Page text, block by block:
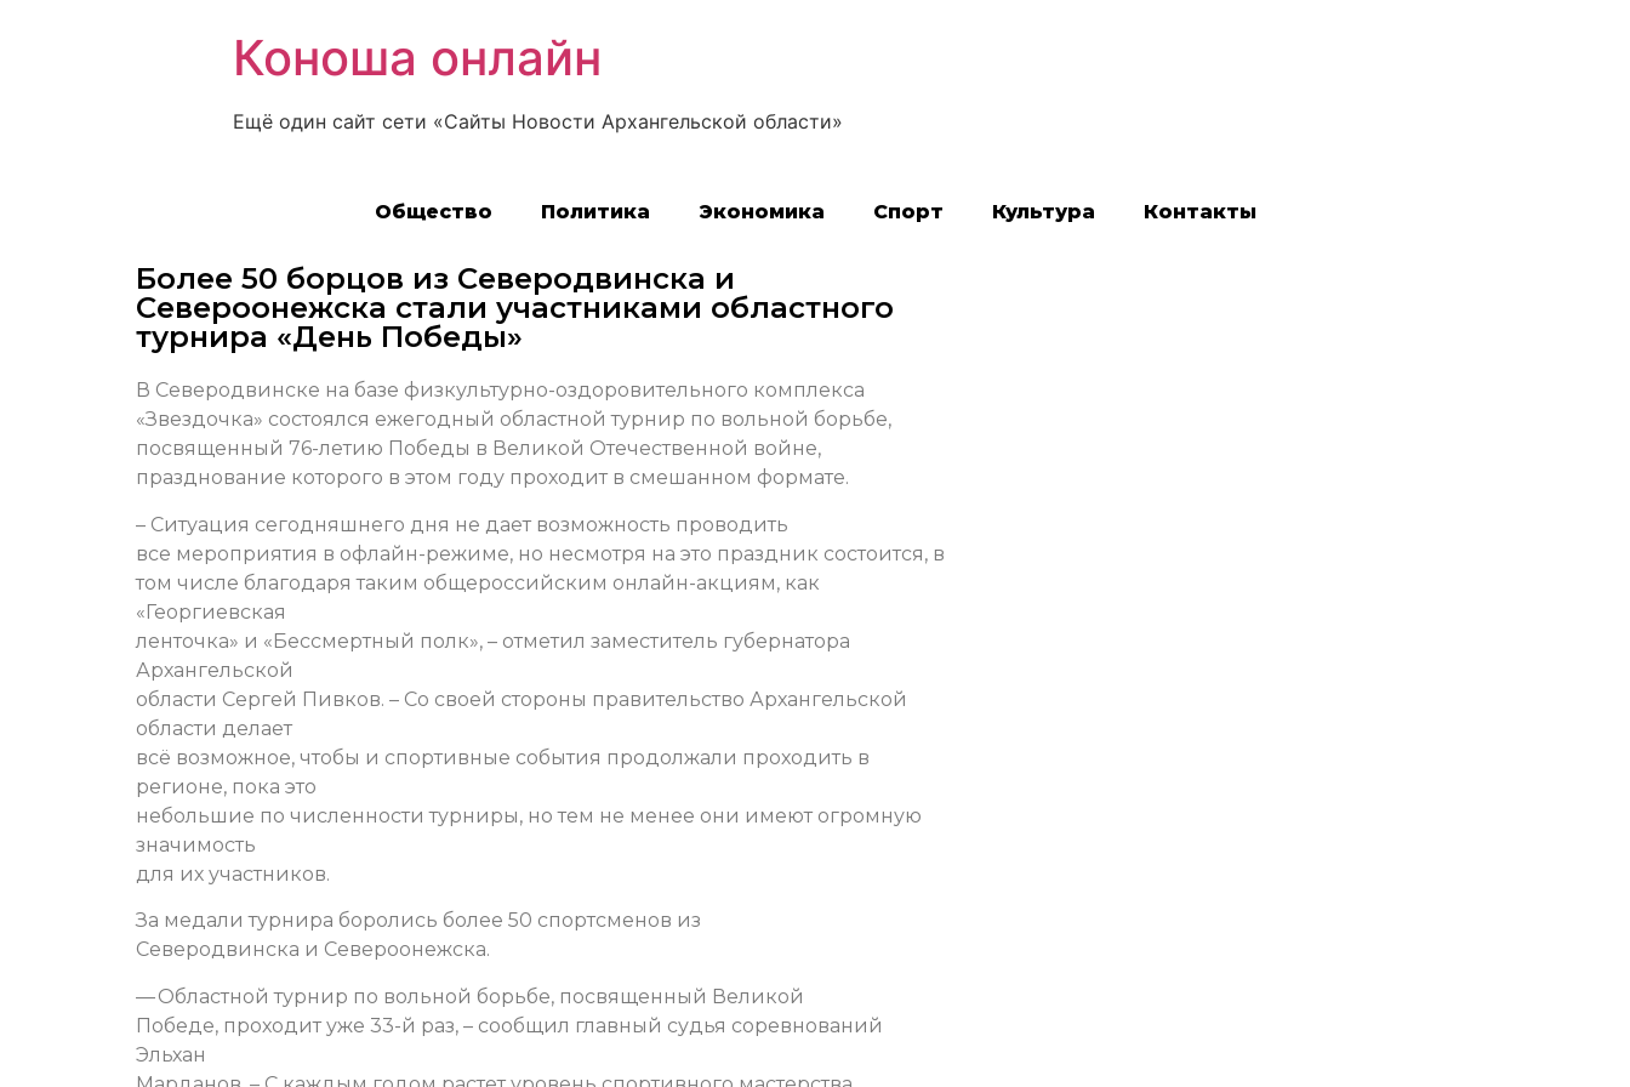
Коноша онлайн
Ещё один сайт сети «Сайты Новости Архангельской области»
Общество Политика Экономика Спорт Культура Контакты
Более 50 борцов из Северодвинска и
Североонежска стали участниками областного
турнира «День Победы»
В Северодвинске на базе физкультурно-оздоровительного комплекса
«Звездочка» состоялся ежегодный областной турнир по вольной борьбе,
посвященный 76-летию Победы в Великой Отечественной войне,
празднование которого в этом году проходит в смешанном формате.
– Ситуация сегодняшнего дня не дает возможность проводить
все мероприятия в офлайн-режиме, но несмотря на это праздник состоится, в
том числе благодаря таким общероссийским онлайн-акциям, как
«Георгиевская
ленточка» и «Бессмертный полк», – отметил заместитель губернатора
Архангельской
области Сергей Пивков. – Со своей стороны правительство Архангельской
области делает
всё возможное, чтобы и спортивные события продолжали проходить в
регионе, пока это
небольшие по численности турниры, но тем не менее они имеют огромную
значимость
для их участников.
За медали турнира боролись более 50 спортсменов из
Северодвинска и Североонежска.
— Областной турнир по вольной борьбе, посвященный Великой
Победе, проходит уже 33-й раз, – сообщил главный судья соревнований
Эльхан